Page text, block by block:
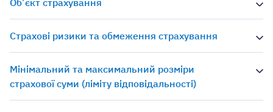
Об’єкт страхування
Страхові ризики та обмеження страхування
Мінімальний та максимальний розміри
страхової суми (ліміту відповідальності)